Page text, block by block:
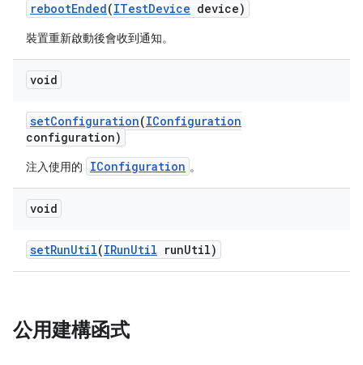
rebootEnded(ITestDevice device)
裝置重新啟動後會收到通知。
void
setConfiguration(IConfiguration
configuration)
注入使用的 IConfiguration 。
void
setRunUtil(IRunUtil runUtil)
公用建構函式